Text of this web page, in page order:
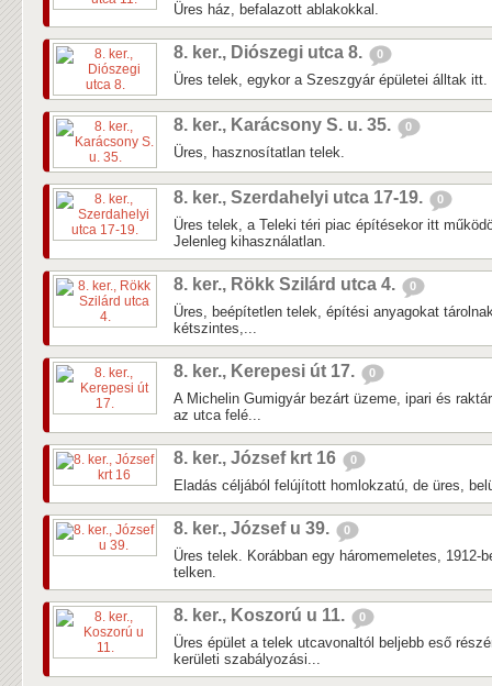
Üres ház, befalazott ablakokkal.
8. ker., Diószegi utca 8. 0
Üres telek, egykor a Szeszgyár épületei álltak
8. ker., Karácsony S. u. 35. 0
Üres, hasznosítatlan telek.
8. ker., Szerdahelyi utca 17-19. 0
Üres telek, a Teleki téri piac építésekor itt
Jelenleg kihasználatlan.
8. ker., Rökk Szilárd utca 4. 0
Üres, beépítetlen telek, építési anyagokat
kétszintes,...
8. ker., Kerepesi út 17. 0
A Michelin Gumigyár bezárt üzeme, ipari és
az utca felé...
8. ker., József krt 16 0
Eladás céljából felújított homlokzatú, de üres,
8. ker., József u 39. 0
Üres telek. Korábban egy háromemeletes, 1912-
telken.
8. ker., Koszorú u 11. 0
Üres épület a telek utcavonaltól beljebb eső
kerületi szabályozási...